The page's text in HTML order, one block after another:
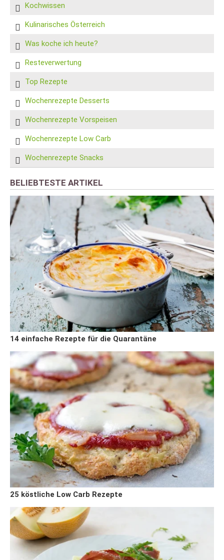
Kochwissen
Kulinarisches Österreich
Was koche ich heute?
Resteverwertung
Top Rezepte
Wochenrezepte Desserts
Wochenrezepte Vorspeisen
Wochenrezepte Low Carb
Wochenrezepte Snacks
BELIEBTESTE ARTIKEL
14 einfache Rezepte für die Quarantäne
25 köstliche Low Carb Rezepte